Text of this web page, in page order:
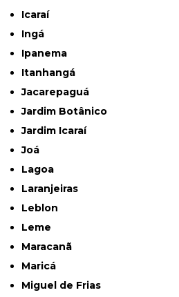
Icaraí
Ingá
Ipanema
Itanhangá
Jacarepaguá
Jardim Botânico
Jardim Icaraí
Joá
Lagoa
Laranjeiras
Leblon
Leme
Maracanã
Maricá
Miguel de Frias